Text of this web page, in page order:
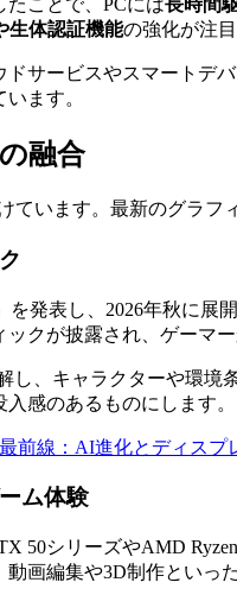
ことで、PCには長時間
生体認証機能の強化が注
サービスやスマートデ
ます。
融合
ています。最新のグラフ
発表し、2026年秋に展
クが披露され、ゲーマ
、キャラクターや環境
感のあるものにします。
前線：AI進化とディスプ
ム体験
50シリーズやAMD
画編集や3D制作といっ